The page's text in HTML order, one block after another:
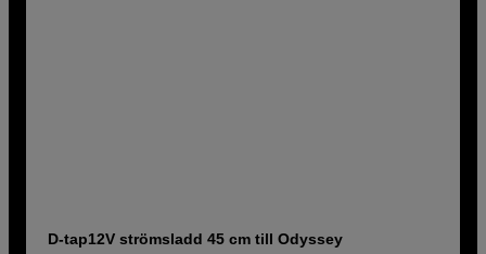
D-tap12V strömsladd 45 cm till Odyssey